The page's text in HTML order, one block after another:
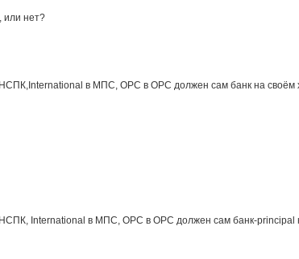
или нет?
НСПК,International в МПС, ОРС в ОРС должен сам банк на своём
НСПК, International в МПС, ОРС в ОРС должен сам банк-principal